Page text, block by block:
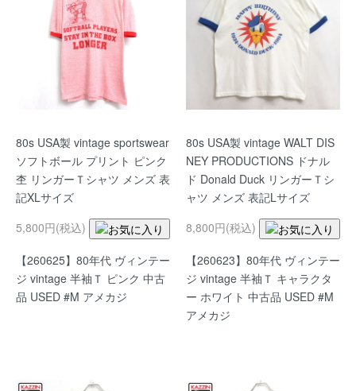
80s USA製 vintage sportswear
ソフトボール プリント ピンク
杢 リンガーＴシャツ メンズ 表
記XLサイズ
5,800円(税込)
【260625】80年代 ヴィンテー
ジ vintage 半袖Ｔ ピンク 中古
品 USED #M アメカジ
80s USA製 vintage WALT DIS
NEY PRODUCTIONS ドナル
ド Donald Duck リンガーＴシ
ャツ メンズ 表記Lサイズ
8,800円(税込)
【260623】80年代 ヴィンテー
ジ vintage 半袖Ｔ キャラクタ
ー ホワイト 中古品 USED #M
アメカジ